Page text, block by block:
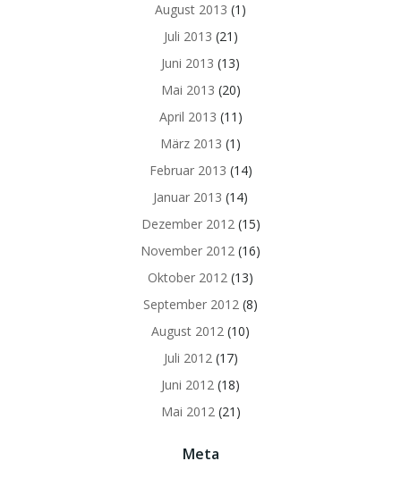
August 2013 (1)
Juli 2013 (21)
Juni 2013 (13)
Mai 2013 (20)
April 2013 (11)
März 2013 (1)
Februar 2013 (14)
Januar 2013 (14)
Dezember 2012(15)
November 2012 (16)
Oktober 2012 (13)
September 2012 (8)
August 2012 (10)
Juli 2012(17)
Juni 2012 (18)
Mai 2012(21)
Meta